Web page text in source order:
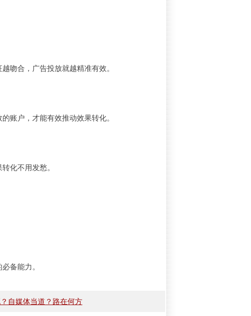
吻合，广告投放就越精准有效。
账户，才能有效推动效果转化。
化不用发愁。
备能力。
？自媒体当道？路在何方